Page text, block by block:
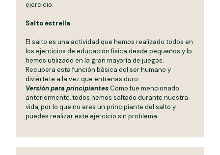
ejercicio.
Salto estrella
El salto es una actividad que hemos realizado todos en
los ejercicios de educación física desde pequeños y lo
hemos utilizado en la gran mayoría de juegos.
Recupera esta función básica del ser humano y
diviértete a la vez que entrenas duro.
Versión para principiantesComo fue mencionado
anteriormente, todos hemos saltado durante nuestra
vida, por lo que no eres un principiante del salto y
puedes realizar este ejercicio sin problema.